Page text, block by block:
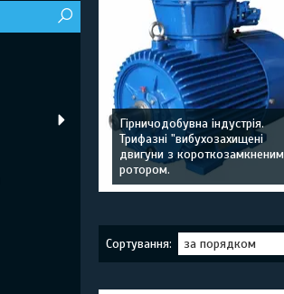
Гірничодобувна індустрія.
Трифазні "вибухозахищені
двигуни з короткозамкненим
ротором.